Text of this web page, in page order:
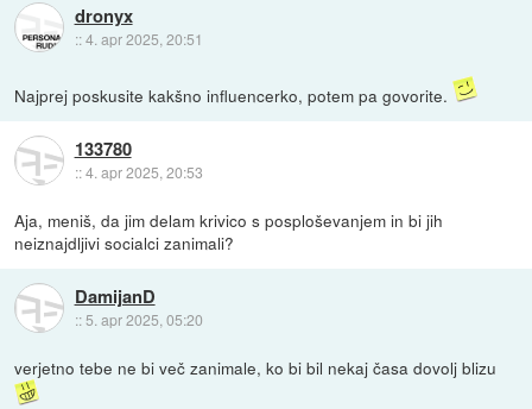
dronyx
::4. apr 2025, 20:51
Najprej poskusite kakšno influencerko, potem pa govorite.
133780
::4. apr 2025, 20:53
Aja, meniš, da jim delam krivico s posploševanjem in bi jih
neiznajdljivi socialci zanimali?
DamijanD
:: 5. apr 2025, 05:20
verjetno tebe ne bi več zanimale, ko bi bil nekaj časa dovolj blizu